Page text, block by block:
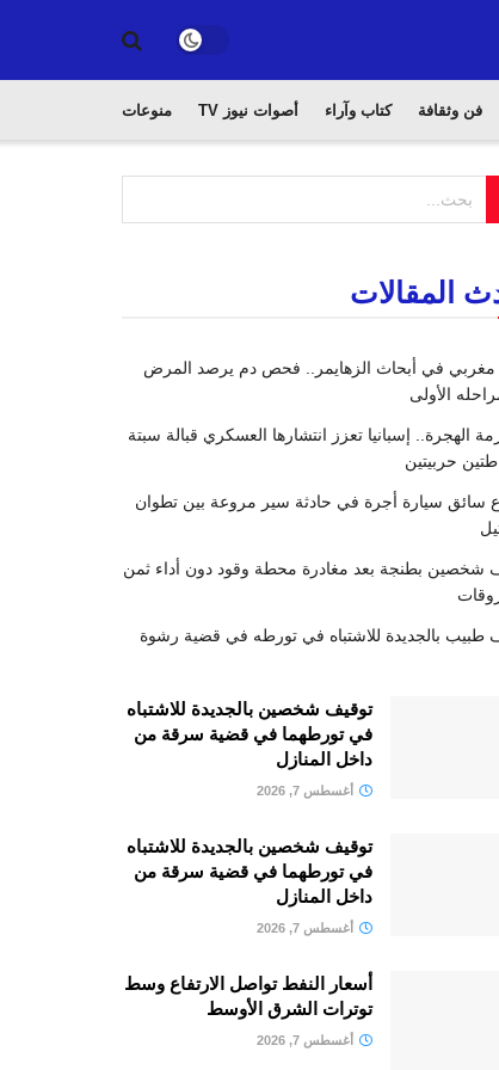
فن وثقافة كتاب وآراء أصوات نيوز TV منوعات
المقالات
مغربي في أبحاث الزهايمر.. فحص دم يرصد المرض
الأولى
الهجرة.. إسبانيا تعزز انتشارها العسكري قبالة سبتة
حربيتين
سائق سيارة أجرة في حادثة سير مروعة بين تطوان
شخصين بطنجة بعد مغادرة محطة وقود دون أداء ثمن
طبيب بالجديدة للاشتباه في تورطه في قضية رشوة
توقيف شخصين بالجديدة للاشتباه
في تورطهما في قضية سرقة من
داخل المنازل
أغسطس 7, 2026
توقيف شخصين بالجديدة للاشتباه
في تورطهما في قضية سرقة من
داخل المنازل
أغسطس 7, 2026
أسعار النفط تواصل الارتفاع وسط
توترات الشرق الأوسط
أغسطس 7, 2026